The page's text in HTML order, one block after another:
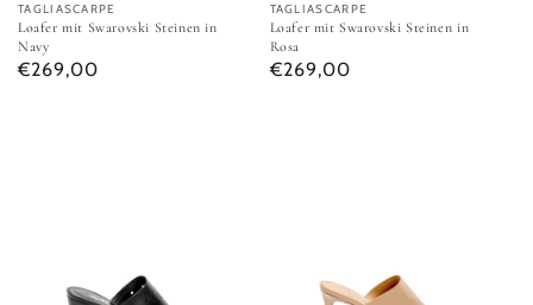
Anbieter:
TAGLIASCARPE
Loafer mit Swarovski Steinen in
Navy
Normaler Preis
€269,00
Anbieter:
TAGLIASCARPE
Loafer mit Swarovski Steinen in
Rosa
Normaler Preis
€269,00